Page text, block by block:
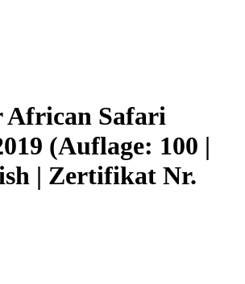
African Safari
(Auflage: 100 |
| Zertifikat Nr.